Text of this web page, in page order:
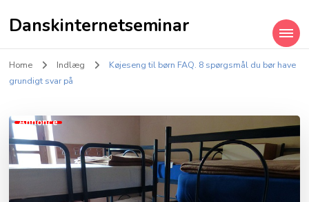
Danskinternetseminar
Home Indlæg
Køjeseng til børn FAQ. 8 spørgsmål du bør have
grundigt svar på
Annonce